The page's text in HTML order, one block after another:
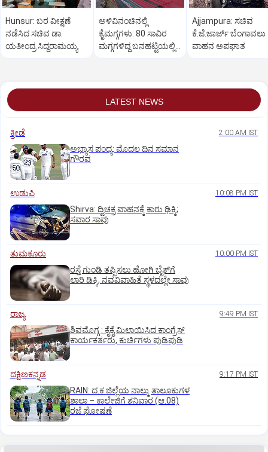
Hunsur: ಬರ ವೀಕ್ಷಣೆ
ನಡೆಸಿದ ಸಚಿವ ಡಾ.
ಯತೀಂದ್ರ ಸಿದ್ದರಾಮಯ್ಯ
ಅಳಿವಿನಂಚಿನಲ್ಲಿ
ಕೈಮಗ್ಗಗಳು: 80 ಸಾವಿರ
ಮಗ್ಗಗಳಿದ್ದ ಬನಹಟ್ಟಿಯಲ್ಲಿ
Ajjampura: ಸಚಿವ
ಕೆ.ಜೆ.ಜಾರ್ಜ್ ಬೆಂಗಾವಲು
ವಾಹನ ಅಪಘಾತ
LATEST NEWS
ಕ್ರೀಡೆ 2:00 AM IST
ಅಭ್ಯಾಸ ಪಂದ್ಯ: ಮೊದಲ ದಿನ ಸಮಾನ
ಗೌರವ
ಉಡುಪಿ 10:08 PM IST
Shirva: ದ್ವಿಚಕ್ರ ವಾಹನಕ್ಕೆ ಕಾರು ಢಿಕ್ಕಿ;
ಸವಾರ ಸಾವು
ತುಮಕೂರು 10:00 PM IST
ರಸ್ತೆ ಗುಂಡಿ ತಪ್ಪಿಸಲು ಹೋಗಿ ಬೈಕ್‌ಗೆ
ಲಾರಿ ಡಿಕ್ಕಿ, ನವವಿವಾಹಿತೆ ಸ್ಥಳದಲ್ಲೇ ಸಾವು
ರಾಜ್ಯ 9:49 PM IST
ಶಿವಮೊಗ್ಗ : ಕೈಕೈ ಮಿಲಾಯಿಸಿದ ಕಾಂಗ್ರೆಸ್
ಕಾರ್ಯಕರ್ತರು, ಕುರ್ಚಿಗಳು ಪುಡಿಪುಡಿ
ದಕ್ಷಿಣಕನ್ನಡ 9:17 PM IST
RAIN: ದ.ಕ ಜಿಲ್ಲೆಯ ನಾಲ್ಕು ತಾಲೂಕುಗಳ
ಶಾಲಾ – ಕಾಲೇಜಿಗೆ ಶನಿವಾರ (ಆ.08)
ರಜೆ ಘೋಷಣೆ